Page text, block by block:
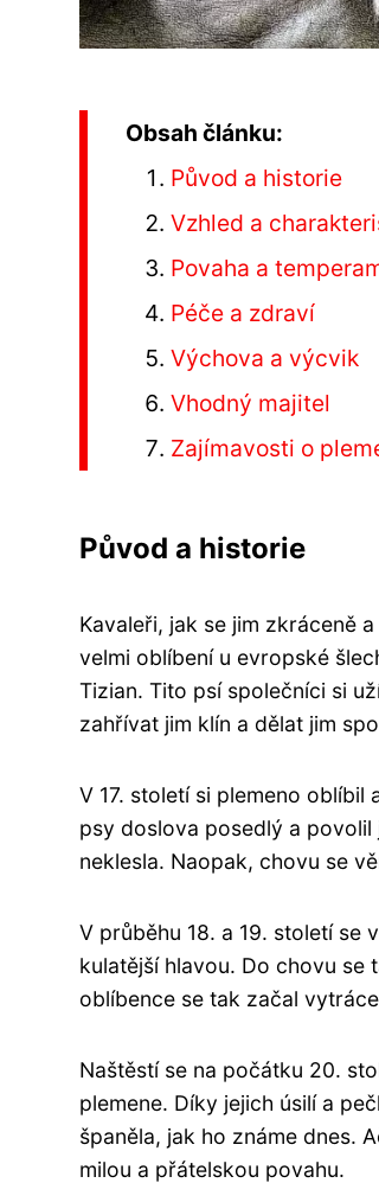
Obsah článku:
Původ a historie
Vzhled a
Povaha a
Péče a zdraví
Výchova a výcvik
Vhodný majitel
Zajímavosti o
Původ a historie
Kavaleři, jak se jim zkráceně
velmi oblíbení u evropské
Tizian. Tito psí společníci si
zahřívat jim klín a dělat jim
V 17. století si plemeno
psy doslova posedlý a
neklesla. Naopak, chovu se
V průběhu 18. a 19. století se
kulatější hlavou. Do chovu se
oblíbence se tak začal
Naštěstí se na počátku 20.
plemene. Díky jejich úsilí a
španěla, jak ho známe dnes.
milou a přátelskou povahu.